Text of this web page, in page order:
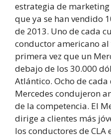
estrategia de
que ya se han vendido
de 2013. Uno de cada
conductor americano al
primera vez que un
debajo de los 30.000
Atlántico. Ocho de
Mercedes condujeron
de la competencia. El
dirige a clientes más
los conductores de CLA